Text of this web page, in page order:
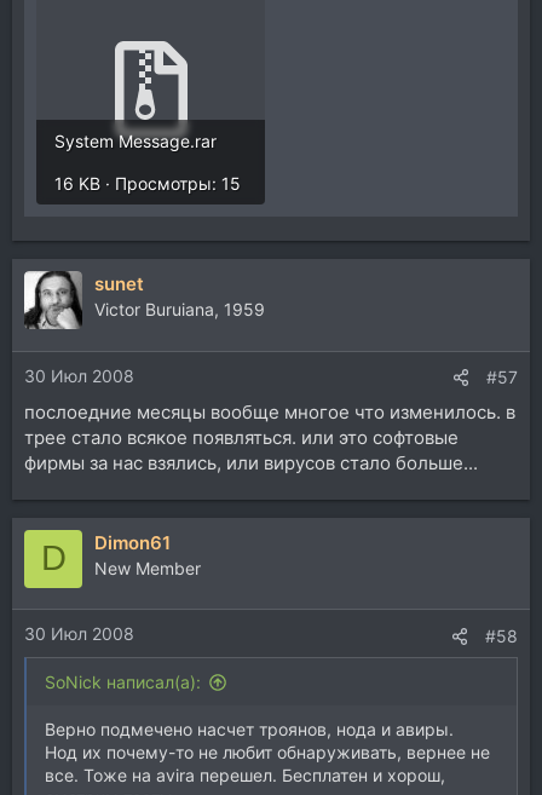
System Message.rar
16 KB · Просмотры: 15
sunet
Victor Buruiana, 1959
30 Июл 2008 #57
послоедние месяцы вообще многое что изменилось. в
трее стало всякое появляться. или это софтовые
фирмы за нас взялись, или вирусов стало больше...
D Dimon61
New Member
30 Июл 2008 #58
SoNick написал(а):
Верно подмечено насчет троянов, нода и авиры.
Нод их почему-то не любит обнаруживать, вернее не
все. Тоже на avira перешел. Бесплатен и хорош,